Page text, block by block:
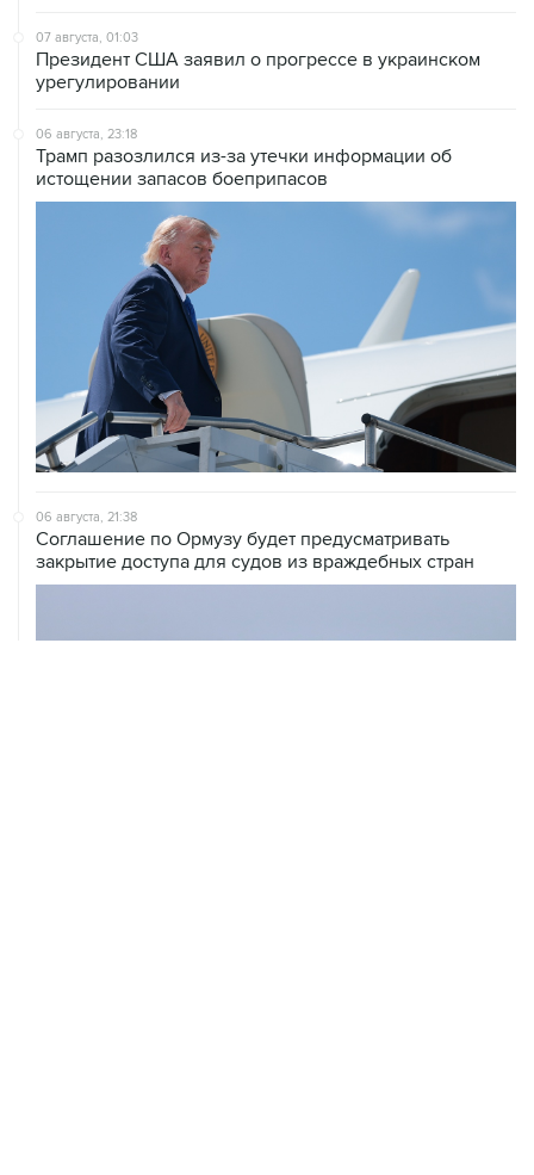
07 августа, 01:03
Президент США заявил о прогрессе в украинском
урегулировании
06 августа, 23:18
Трамп разозлился из-за утечки информации об
истощении запасов боеприпасов
06 августа, 21:38
Соглашение по Ормузу будет предусматривать
закрытие доступа для судов из враждебных стран